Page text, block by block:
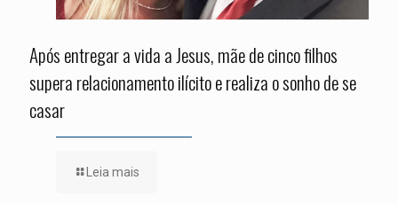
Após entregar a vida a Jesus, mãe de cinco filhos
supera relacionamento ilícito e realiza o sonho de se
casar
Leia mais